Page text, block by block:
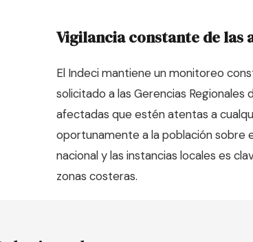
Vigilancia constante de las
El Indeci mantiene un monitoreo
solicitado a las Gerencias Regionales
afectadas que estén atentas a
oportunamente a la población sobre
nacional y las instancias locales es
zonas costeras.